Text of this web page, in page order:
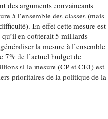
des arguments convaincants
à l’ensemble des classes (mais
En effet cette mesure est
qu’il en coûterait 5 milliards
la mesure à l’ensemble
7% de l’actuel budget de
si la mesure (CP et CE1) est
prioritaires de la politique de la